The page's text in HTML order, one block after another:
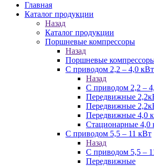
Главная
Каталог продукции
Назад
Каталог продукции
Поршневые компрессоры
Назад
Поршневые
С приводом 2,2 – 4,0 кВт
Назад
С приводом 2,2 –
Передвижные
Передвижные
Передвижные 4,0
Стационарные 4,0
С приводом 5,5 – 11 кВт
Назад
С приводом 5,5 –
Передвижные